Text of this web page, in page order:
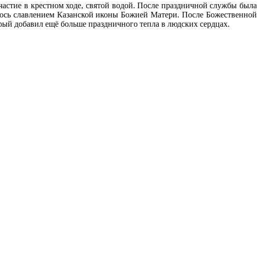
в крестном ходе, святой водой. После праздничной службы была
славлением Казанской иконы Божией Матери. После Божественной
добавил ещё больше праздничного тепла в людских сердцах.